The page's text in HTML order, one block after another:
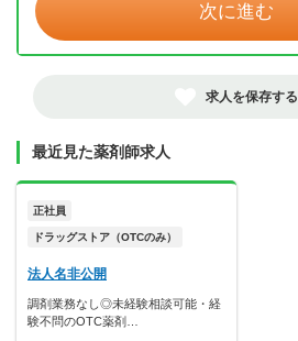
次に進む
求人を保存する
最近見た薬剤師求人
正社員
ドラッグストア（OTCのみ）
法人名非公開
調剤業務なし◎未経験相談可能・経
験不問のOTC薬剤…